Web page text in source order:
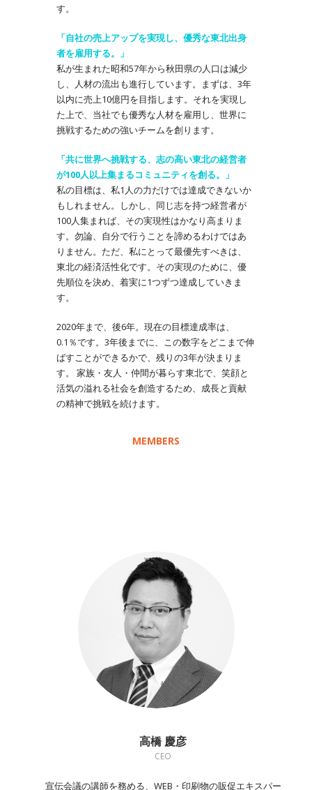
す。
「自社の売上アップを実現し、優秀な東北出身
者を雇用する。」
私が生まれた昭和57年から秋田県の人口は減少
し、人材の流出も進行しています。まずは、3年
以内に売上10億円を目指します。それを実現し
た上で、当社でも優秀な人材を雇用し、世界に
挑戦するための強いチームを創ります。
「共に世界へ挑戦する、志の高い東北の経営者
が100人以上集まるコミュニティを創る。」
私の目標は、私1人の力だけでは達成できないか
もしれません。しかし、同じ志を持つ経営者が
100人集まれば、その実現性はかなり高まりま
す。勿論、自分で行うことを諦めるわけではあ
りません。ただ、私にとって最優先すべきは、
東北の経済活性化です。その実現のために、優
先順位を決め、着実に1つずつ達成していきま
す。
2020年まで、後6年。現在の目標達成率は、
0.1％です。3年後までに、この数字をどこまで伸
ばすことができるかで、残りの3年が決まりま
す。 家族・友人・仲間が暮らす東北で、笑顔と
活気の溢れる社会を創造するため、成長と貢献
の精神で挑戦を続けます。
MEMBERS
高橋 慶彦
CEO
宣伝会議の講師を務める、WEB・印刷物の販促エキスパー